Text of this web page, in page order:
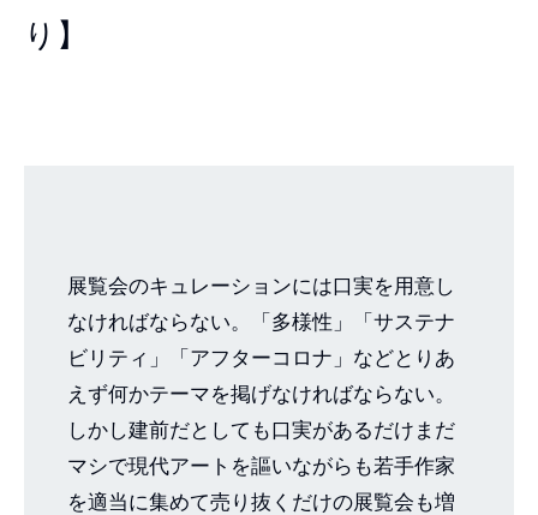
り】
展覧会のキュレーションには口実を用意し
なければならない。「多様性」「サステナ
ビリティ」「アフターコロナ」などとりあ
えず何かテーマを掲げなければならない。
しかし建前だとしても口実があるだけまだ
マシで現代アートを謳いながらも若手作家
を適当に集めて売り抜くだけの展覧会も増